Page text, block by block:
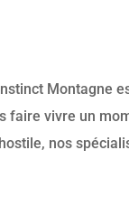
Montagne
faire vivre un
nos